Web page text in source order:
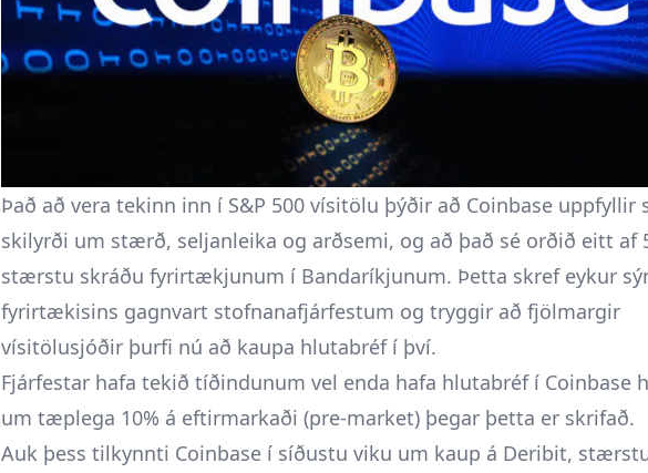
Það að vera tekinn inn í S&P 500 vísitölu þýðir að Coinbase uppfyllir
skilyrði um stærð, seljanleika og arðsemi, og að það sé orðið eitt af
stærstu skráðu fyrirtækjunum í Bandaríkjunum. Þetta skref eykur
fyrirtækisins gagnvart stofnanafjárfestum og tryggir að fjölmargir
vísitölusjóðir þurfi nú að kaupa hlutabréf í því.
Fjárfestar hafa tekið tíðindunum vel enda hafa hlutabréf í Coinbase
um tæplega 10% á eftirmarkaði (pre-market) þegar þetta er skrifað.
Auk þess tilkynnti Coinbase í síðustu viku um kaup á Deribit,